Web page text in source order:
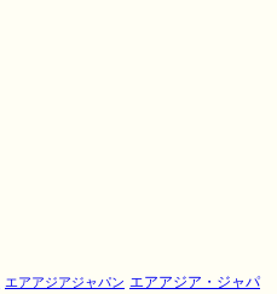
エアアジアジャパン エアアジア・ジャパ